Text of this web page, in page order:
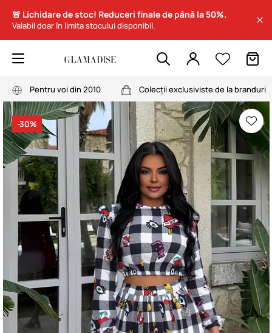
🚨 Lichidare de stoc! Reduceri finale de până la 50%.
Valabil doar în limita stocului disponibil.
Pentru voi din 2010 Colecții exclusiviste de la branduri
-30%